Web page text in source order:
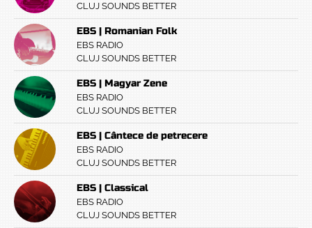
CLUJ SOUNDS BETTER
EBS | Romanian Folk
EBS RADIO
CLUJ SOUNDS BETTER
EBS | Magyar Zene
EBS RADIO
CLUJ SOUNDS BETTER
EBS | Cântece de petrecere
EBS RADIO
CLUJ SOUNDS BETTER
EBS | Classical
EBS RADIO
CLUJ SOUNDS BETTER